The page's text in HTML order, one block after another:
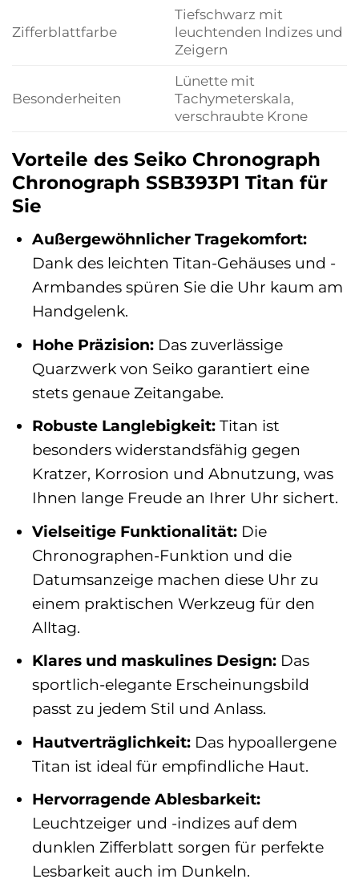
Zifferblattfarbe
Tiefschwarz mit
leuchtenden Indizes und
Zeigern
Besonderheiten
Lünette mit
Tachymeterskala,
verschraubte Krone
Vorteile des Seiko Chronograph
Chronograph SSB393P1 Titan für
Sie
Außergewöhnlicher Tragekomfort:
Dank des leichten Titan-Gehäuses und -
Armbandes spüren Sie die Uhr kaum am
Handgelenk.
Hohe Präzision:Das zuverlässige
Quarzwerk von Seiko garantiert eine
stets genaue Zeitangabe.
Robuste Langlebigkeit:Titan ist
besonders widerstandsfähig gegen
Kratzer, Korrosion und Abnutzung, was
Ihnen lange Freude an Ihrer Uhr sichert.
Vielseitige Funktionalität:Die
Chronographen-Funktion und die
Datumsanzeige machen diese Uhr zu
einem praktischen Werkzeug für den
Alltag.
Klares und maskulines Design:Das
sportlich-elegante Erscheinungsbild
passt zu jedem Stil und Anlass.
Hautverträglichkeit:Das hypoallergene
Titan ist ideal für empfindliche Haut.
Hervorragende Ablesbarkeit:
Leuchtzeiger und -indizes auf dem
dunklen Zifferblatt sorgen für perfekte
Lesbarkeit auch im Dunkeln.